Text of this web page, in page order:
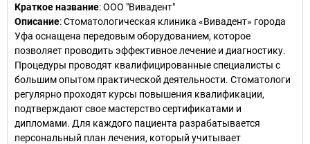
Краткое название:ООО "Вивадент"
Описание: Стоматологическая клиника «Вивадент» города
Уфа оснащена передовым оборудованием, которое
позволяет проводить эффективное лечение и диагностику.
Процедуры проводят квалифицированные специалисты с
большим опытом практической деятельности. Стоматологи
регулярно проходят курсы повышения квалификации,
подтверждают свое мастерство сертификатами и
дипломами. Для каждого пациента разрабатывается
персональный план лечения, который учитывает